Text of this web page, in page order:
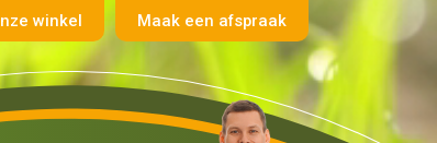
winkel Maak een afspraak